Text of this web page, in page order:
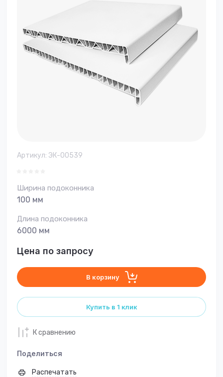
Артикул: ЭК-00539
Ширина подоконника
100 мм
Длина подоконника
6000 мм
Цена по запросу
В корзину
Купить в 1 клик
К сравнению
Поделиться
Распечатать